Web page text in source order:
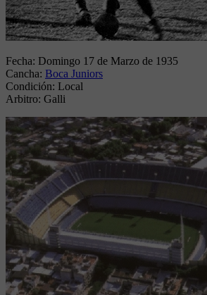
Fecha: Domingo 17 de Marzo de 1935
Cancha: Boca Juniors
Condición: Local
Arbitro: Galli